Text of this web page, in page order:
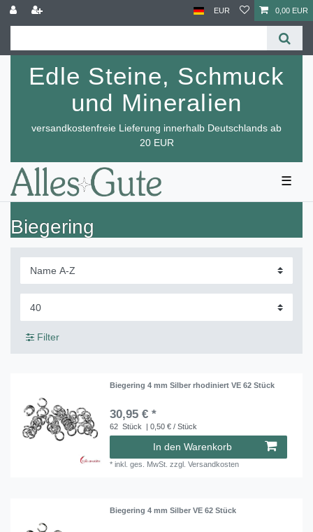
EUR 0,00 EUR
Edle Steine, Schmuck
und Mineralien
versandkostenfreie Lieferung innerhalb Deutschlands ab
20 EUR
☰
Biegering
Filter
Biegering 4 mm Silber rhodiniert VE 62 Stück
30,95 € *
62 Stück | 0,50 € / Stück
In den Warenkorb
*inkl. ges. MwSt. zzgl.Versandkosten
Biegering 4 mm Silber VE 62 Stück